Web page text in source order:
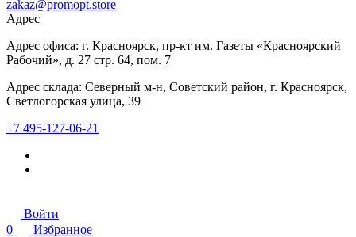
zakaz@promopt.store
Адрес
Адрес офиса: г. Красноярск, пр-кт им. Газеты «Красноярский
Рабочий», д. 27 стр. 64, пом. 7
Адрес склада: Северный м-н, Советский район, г. Красноярск,
Светлогорская улица, 39
+7 495-127-06-21
Войти
0
Избранное